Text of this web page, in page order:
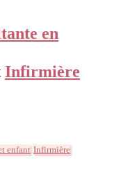
en
Infirmière
enfant Infirmière